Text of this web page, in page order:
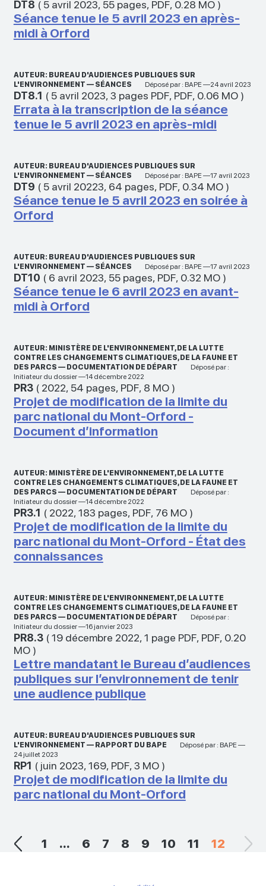
DT8 ( 5 avril 2023, 55 pages, PDF, 0.28 MO)
Séance tenue le 5 avril 2023 en après-
midi à Orford
AUTEUR: BUREAU D'AUDIENCES PUBLIQUES SUR
L'ENVIRONNEMENT — SÉANCES
Déposé par : BAPE —24 avril 2023
DT8.1 ( 5 avril 2023, 3 pages PDF, PDF, 0.06 MO)
Errata à la transcription de la séance
tenue le 5 avril 2023 en après-midi
AUTEUR: BUREAU D'AUDIENCES PUBLIQUES SUR
L'ENVIRONNEMENT — SÉANCES
Déposé par : BAPE —17 avril 2023
DT9 ( 5 avril 20223, 64 pages, PDF, 0.34 MO)
Séance tenue le 5 avril 2023 en soirée à
Orford
AUTEUR: BUREAU D'AUDIENCES PUBLIQUES SUR
L'ENVIRONNEMENT — SÉANCES
Déposé par : BAPE —17 avril 2023
DT10 ( 6 avril 2023, 55 pages, PDF, 0.32 MO)
Séance tenue le 6 avril 2023 en avant-
midi à Orford
AUTEUR: MINISTÈRE DE L'ENVIRONNEMENT, DE LA LUTTE
CONTRE LES CHANGEMENTS CLIMATIQUES, DE LA FAUNE ET
DES PARCS — DOCUMENTATION DE DÉPART
Déposé par :
Initiateur du dossier —14 décembre 2022
PR3( 2022, 54 pages, PDF, 8 MO)
Projet de modification de la limite du
parc national du Mont-Orford -
Document d’information
AUTEUR: MINISTÈRE DE L'ENVIRONNEMENT, DE LA LUTTE
CONTRE LES CHANGEMENTS CLIMATIQUES, DE LA FAUNE ET
DES PARCS — DOCUMENTATION DE DÉPART
Déposé par :
Initiateur du dossier —14 décembre 2022
PR3.1 ( 2022, 183 pages, PDF, 76 MO)
Projet de modification de la limite du
parc national du Mont-Orford - État des
connaissances
AUTEUR: MINISTÈRE DE L'ENVIRONNEMENT, DE LA LUTTE
CONTRE LES CHANGEMENTS CLIMATIQUES, DE LA FAUNE ET
DES PARCS — DOCUMENTATION DE DÉPART
Déposé par :
Initiateur du dossier —16 janvier 2023
PR8.3(19 décembre 2022, 1 page PDF, PDF, 0.20
MO)
Lettre mandatant le Bureau d’audiences
publiques sur l’environnement de tenir
une audience publique
AUTEUR: BUREAU D'AUDIENCES PUBLIQUES SUR
L'ENVIRONNEMENT — RAPPORT DU BAPE
Déposé par : BAPE —
24 juillet 2023
RP1 ( juin 2023, 169, PDF, 3 MO)
Projet de modification de la limite du
parc national du Mont-Orford
1 ... 6 7 8 9 10 11 12